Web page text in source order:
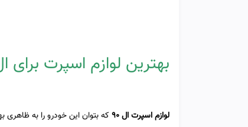
بهترین لوازم اسپرت
لوازم اسپرت ال 90
که بتوان این خودرو را به ظاهری